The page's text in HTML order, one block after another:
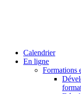
Calendrier
En ligne
Formations